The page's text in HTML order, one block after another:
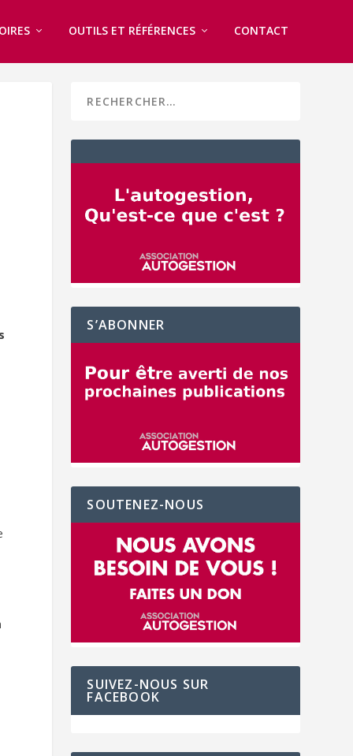
OUTILS ET RÉFÉRENCES CONTACT
S’ABONNER
SOUTENEZ-NOUS
SUIVEZ-NOUS SUR
FACEBOOK